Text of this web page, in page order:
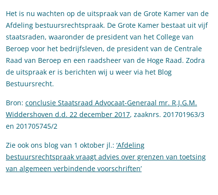
Het is nu wachten op de uitspraak van de Grote Kamer van de
Afdeling bestuursrechtspraak. De Grote Kamer bestaat uit vijf
staatsraden, waaronder de president van het College van
Beroep voor het bedrijfsleven, de president van de Centrale
Raad van Beroep en een raadsheer van de Hoge Raad. Zodra
de uitspraak er is berichten wij u weer via het Blog
Bestuursrecht.
Bron: conclusie Staatsraad Advocaat-Generaal mr. R.J.G.M.
Widdershoven d.d. 22 december 2017, zaaknrs. 201701963/3
en 201705745/2
Zie ook ons blog van 1 oktober jl.: ‘Afdeling
bestuursrechtspraak vraagt advies over grenzen van toetsing
van algemeen verbindende voorschriften’